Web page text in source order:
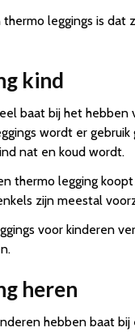
leggings is dat
kind
baat bij het
wordt er
nat en koud wordt.
thermo legging
zijn meestal
voor kinderen
heren
hebben baat